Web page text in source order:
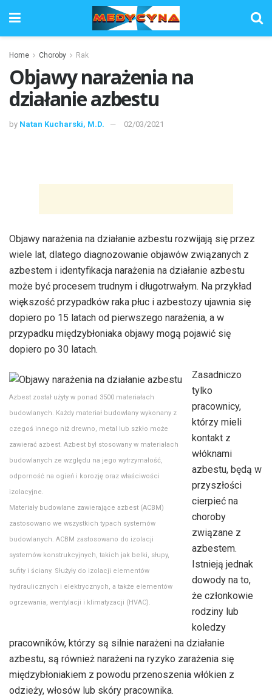
Home Choroby Rak
Objawy narażenia na
działanie azbestu
by Natan Kucharski, M.D. 02/03/2021
Objawy narażenia na działanie azbestu rozwijają się przez
wiele lat, dlatego diagnozowanie objawów związanych z
azbestem i identyfikacja narażenia na działanie azbestu
może być procesem trudnym i długotrwałym. Na przykład
większość przypadków raka płuc i azbestozy ujawnia się
dopiero po 15 latach od pierwszego narażenia, a w
przypadku międzybłoniaka objawy mogą pojawić się
dopiero po 30 latach.
Azbest został użyty w ponad 3500 materiałach
budowlanych. Każdy materiał budowlany wykonany z
czegoś innego niż drewno, metal lub szkło może
zawierać azbest. Azbest był stosowany w materiałach
budowlanych ze względu na jego wytrzymałość,
odporność na ogień i korozję oraz właściwości
izolacyjne.
Materiały budowlane zawierające azbest (ACBM)
zastosowano we wszystkich typach systemów
budowlanych. ACBM zastosowano do izolacji
systemów konstrukcyjnych, takich jak belki, słupy,
sufity i ściany. Służyły do ​​izolacji elementów
hydraulicznych i elektrycznych, a także elementów
ogrzewania, wentylacji i klimatyzacji (HVAC).
Zasadniczo
tylko
pracownicy,
którzy mieli
kontakt z
włóknami
azbestu, będą w
przyszłości
cierpieć na
choroby
związane z
azbestem.
Istnieją jednak
dowody na to,
że członkowie
rodziny lub
koledzy
pracowników, którzy są silnie narażeni na działanie
azbestu, są również narażeni na ryzyko zarażenia się
międzybłoniakiem z powodu przenoszenia włókien z
odzieży, włosów lub skóry pracownika.